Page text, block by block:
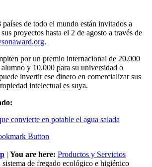
de todo el mundo están invitados a
proyectos hasta el 2 de agosto a través de
.
por un premio internacional de 20.000
y 10.000 para su universidad o
invertir ese dinero en comercializar sus
intelectual es suya.
convierte en potable el agua salada
| You are here: Productos y Servicios
de fregado ecológico e higiénico